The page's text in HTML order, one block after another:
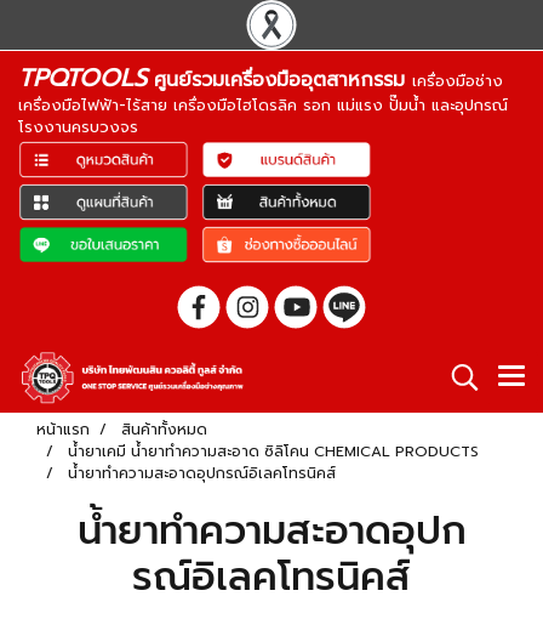
TPQTOOLSศูนย์รวมเครื่องมืออุตสาหกรรม เครื่องมือช่าง
เครื่องมือไฟฟ้า-ไร้สาย เครื่องมือไฮโดรลิค รอก แม่แรง ปั๊มน้ำ และอุปกรณ์
โรงงานครบวงจร
หน้าแรก
สินค้าทั้งหมด
น้ำยาเคมี น้ำยาทำความสะอาด ซิลิโคน CHEMICAL PRODUCTS
น้ำยาทำความสะอาดอุปกรณ์อิเลคโทรนิคส์
น้ำยาทำความสะอาดอุปก
รณ์อิเลคโทรนิคส์